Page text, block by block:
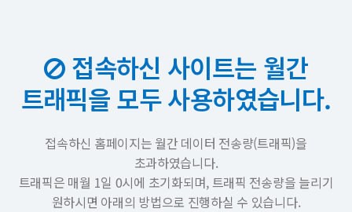
접속하신 사이트는 월간
트래픽을 모두 사용하였습니다.
접속하신 홈페이지는 월간 데이터 전송량(트래픽)을
초과하였습니다.
트래픽은 매월 1일 0시에 초기화되며, 트래픽 전송량을 늘리기
원하시면 아래의 방법으로 진행하실 수 있습니다.